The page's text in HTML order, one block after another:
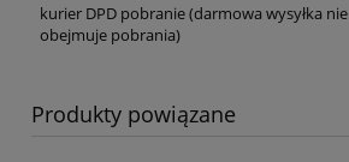
kurier DPD pobranie(darmowa wysyłka nie
obejmuje pobrania)
Produkty powiązane